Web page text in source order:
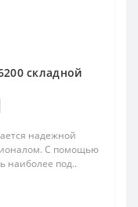
складной
надежной
С помощью
наиболее под..